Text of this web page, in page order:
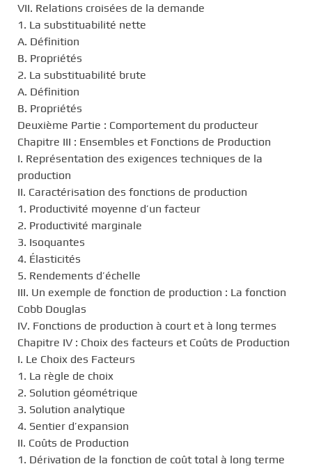
VII. Relations croisées de la demande
1. La substituabilité nette
A. Définition
B. Propriétés
2. La substituabilité brute
A. Définition
B. Propriétés
Deuxième Partie : Comportement du producteur
Chapitre III : Ensembles et Fonctions de Production
I. Représentation des exigences techniques de la
production
II. Caractérisation des fonctions de production
1. Productivité moyenne d’un facteur
2. Productivité marginale
3. Isoquantes
4. Élasticités
5. Rendements d’échelle
III. Un exemple de fonction de production : La fonction
Cobb Douglas
IV. Fonctions de production à court et à long termes
Chapitre IV : Choix des facteurs et Coûts de Production
I. Le Choix des Facteurs
1. La règle de choix
2. Solution géométrique
3. Solution analytique
4. Sentier d’expansion
II. Coûts de Production
1. Dérivation de la fonction de coût total à long terme